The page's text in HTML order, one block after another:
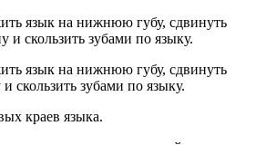
язык на нижнюю губу, сдвинуть
и скользить зубами по языку.
язык на нижнюю губу, сдвинуть
скользить зубами по языку.
краев языка.